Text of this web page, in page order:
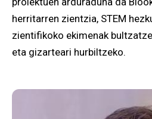
herritarren zientzia, STEM
zientifikoko ekimenak
eta gizarteari hurbiltzeko.